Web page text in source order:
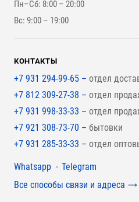
Для наружной отделки
Для покрытия крыши
Пн–Сб: 8:00 – 20:00
Вс: 9:00 – 19:00
КОНТАКТЫ
+7 931 294-99-65 – отдел
+7 812 309-27-38 – отдел
+7 931 998-33-33 – отдел
+7 921 308-73-70 – бытовки
+7 931 285-33-33 – отдел
Мессенджеры
Whatsapp
Telegram
Все способы связи и адреса